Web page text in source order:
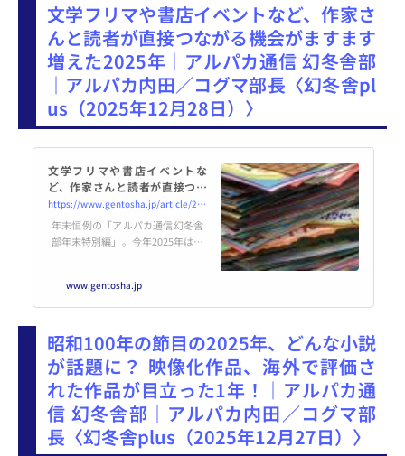
文学フリマや書店イベントなど、作家さ
んと読者が直接つながる機会がますます
増えた2025年｜アルパカ通信 幻冬舎部
｜アルパカ内田／コグマ部長〈幻冬舎pl
us（2025年12月28日）〉
文学フリマや書店イベントな
ど、作家さんと読者が直接つな
がる機会がますます増えた2025
年｜アルパカ通信 幻冬舎部｜ア
ルパカ内田／コグマ部長
https://www.gentosha.jp/article/28526/
年末恒例の「アルパカ通信幻冬舎
部年末特別編」。今年2025年は、
ジャーナリスト・アルパカ内田さ
んと幻冬舎営業局のコグマ部長
（全3回）内田さんが今年作ったP
OPの一部！元書店員のアルパカ
内田さんは、毎年何百というPOP
を手書きで作るほどの本読み。当
然、内田さんの元には、さすが、
書店やイベントの情報もたくさん
入ってくるようで、...
www.gentosha.jp
昭和100年の節目の2025年、どんな小説
が話題に？ 映像化作品、海外で評価さ
れた作品が目立った1年！｜アルパカ通
信 幻冬舎部｜アルパカ内田／コグマ部
長〈幻冬舎plus（2025年12月27日）〉